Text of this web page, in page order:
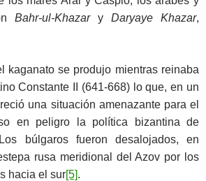
Bahr-ul-Khazary Daryaye Khazar,
kaganato se produjo mientras reinaba
Constante II (641-668) lo que, en un
una situación amenazante para el
en peligro la política bizantina de
búlgaros fueron desalojados, en
rusa meridional del Azov por los
hacia el sur[5].